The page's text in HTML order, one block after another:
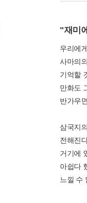
"재미
우리에
사마의
기억할
만화도
반가우
삼국지
전해진
거기에
아쉽다
느낄 수